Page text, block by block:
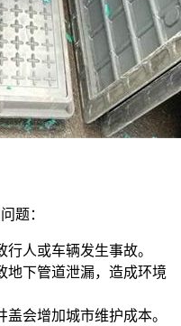
题：
人或车辆发生事故。
地下管道泄漏，造成环境
盖会增加城市维护成本。